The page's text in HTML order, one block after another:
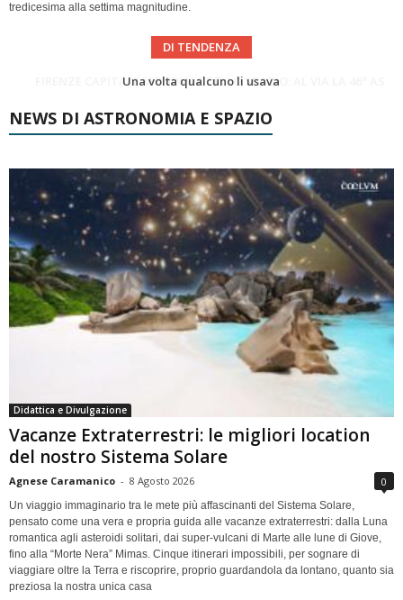
tredicesima alla settima magnitudine.
DI TENDENZA
Cielo del Mese di Agosto 2026
NEWS DI ASTRONOMIA E SPAZIO
Didattica e Divulgazione
Vacanze Extraterrestri: le migliori location
del nostro Sistema Solare
Agnese Caramanico - 8 Agosto 2026 0
Un viaggio immaginario tra le mete più affascinanti del Sistema Solare,
pensato come una vera e propria guida alle vacanze extraterrestri: dalla Luna
romantica agli asteroidi solitari, dai super-vulcani di Marte alle lune di Giove,
fino alla “Morte Nera” Mimas. Cinque itinerari impossibili, per sognare di
viaggiare oltre la Terra e riscoprire, proprio guardandola da lontano, quanto sia
preziosa la nostra unica casa